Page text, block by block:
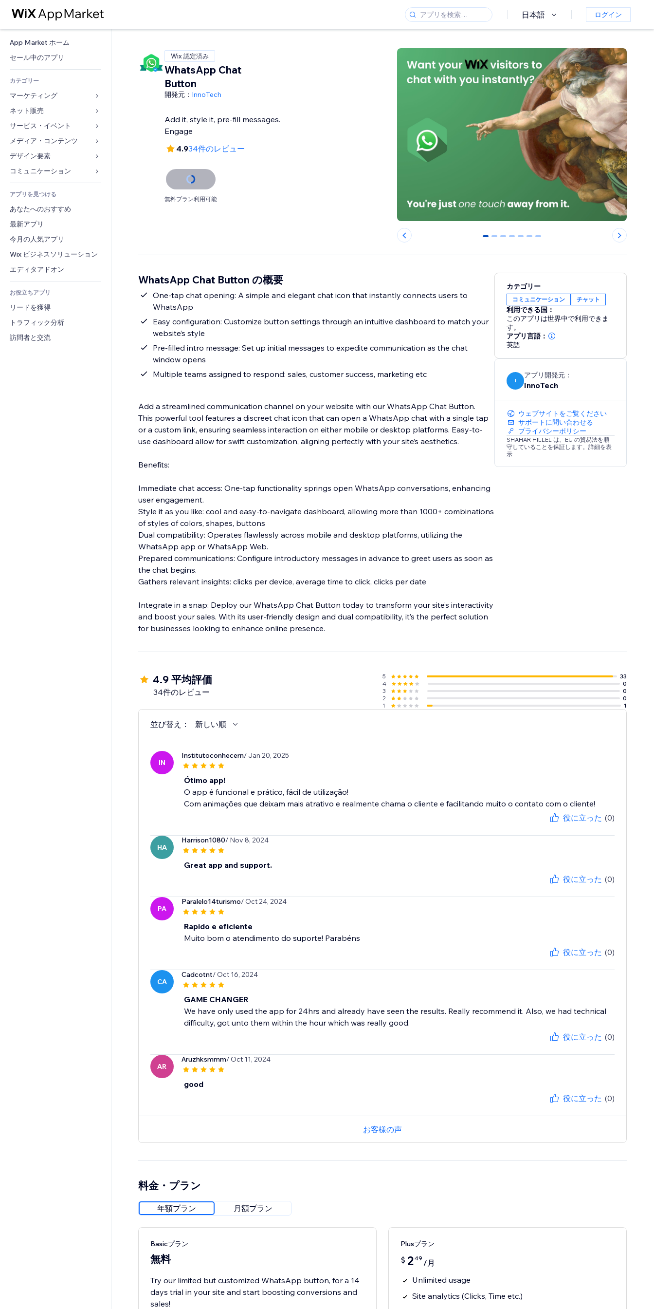
日本語 ログイン
App Market ホーム
セール中のアプリ
カテゴリー
マーケティング
広告
モバイル
アクセス解析
リスティング広告
メール
コンバージョン
ネット販売
ストア用アプリ
発送・配達
販売ボタン
会計
クーポン・特典
倉庫管理ソリューション
ドロップシッピング
食品・飲料
サービス・イベント
ホテル
イベント
レストラン
不動産
ブッキング
メディア・コンテンツ
ギャラリー
音楽
ポッドキャスト
写真
動画
PDF
ファイル共有
ニュース
デザイン要素
マップ・ナビ
プライバシー・セキュリティ
時計
ページテンプレート
画像効果
ボタン・メニュー
バナー・バッジ
電卓
検索
天気
チャート・テーブル
フォーム
ブログ
投票
チャット
コメント
電話
コミュニティィ
レビュー・お客さまの声
CRM
アプリを見つける
あなたへのおすすめ
最新アプリ
今月の人気アプリ
Wix ビジネスソリューション
エディタアドオン
お役立ちアプリ
リードを獲得
トラフィック分析
訪問者と交流
Wix 認定済み
WhatsApp Chat
Button
開発元： InnoTech
Add it, style it, pre-fill messages.
Engage
4.934件のレビュー
無料プラン利用可能
0 1 2 3 4 5 6
WhatsApp Chat Button の概要
One-tap chat opening: A simple and elegant chat icon that instantly connects users to
WhatsApp
Easy configuration: Customize button settings through an intuitive dashboard to match your
website’s style
Pre-filled intro message: Set up initial messages to expedite communication as the chat
window opens
Multiple teams assigned to respond: sales, customer success, marketing etc
Add a streamlined communication channel on your website with our WhatsApp Chat Button.
This powerful tool features a discreet chat icon that can open a WhatsApp chat with a single tap
or a custom link, ensuring seamless interaction on either mobile or desktop platforms. Easy-to-
use dashboard allow for swift customization, aligning perfectly with your site’s aesthetics.
Benefits:
Immediate chat access: One-tap functionality springs open WhatsApp conversations, enhancing
user engagement.
Style it as you like: cool and easy-to-navigate dashboard, allowing more than 1000+ combinations
of styles of colors, shapes, buttons
Dual compatibility: Operates flawlessly across mobile and desktop platforms, utilizing the
WhatsApp app or WhatsApp Web.
Prepared communications: Configure introductory messages in advance to greet users as soon as
the chat begins.
Gathers relevant insights: clicks per device, average time to click, clicks per date
Integrate in a snap: Deploy our WhatsApp Chat Button today to transform your site’s interactivity
and boost your sales. With its user-friendly design and dual compatibility, it’s the perfect solution
カテゴリー
コミュニケーション チャット
利用できる国：
このアプリは世界中で利用できま
す。
アプリ言語：
英語
I
アプリ開発元：
InnoTech
ウェブサイトをご覧ください
サポートに問い合わせる
プライバシーポリシー
SHAHAR HILLEL は、EU の貿易法を順
守していることを保証します。詳細を表
示
4.9 平均評価
34件のレビュー
5
33
4
0
3
0
2
0
1
1
並び替え： 新しい順
IN
Institutoconhecern/ Jan 20, 2025
Ótimo app!
O app é funcional e prático, fácil de utilização!
Com animações que deixam mais atrativo e realmente chama o cliente e facilitando muito o contato com o cliente!
役に立った (0)
HA
Harrison1080/ Nov 8, 2024
Great app and support.
役に立った (0)
PA
Paralelo14turismo/ Oct 24, 2024
Rapido e eficiente
Muito bom o atendimento do suporte! Parabéns
役に立った (0)
CA
Cadcotnt/ Oct 16, 2024
GAME CHANGER
We have only used the app for 24hrs and already have seen the results. Really recommend it. Also, we had technical
difficulty, got unto them within the hour which was really good.
役に立った (0)
AR
Aruzhksmmm/ Oct 11, 2024
good
役に立った (0)
お客様の声
料金・プラン
年額プラン 月額プラン
Basicプラン
無料
Try our limited but customized WhatsApp button, for a 14
days trial in your site and start boosting conversions and
sales!
Plusプラン
$ 249 /月
Unlimited usage
Site analytics (Clicks, Time etc.)